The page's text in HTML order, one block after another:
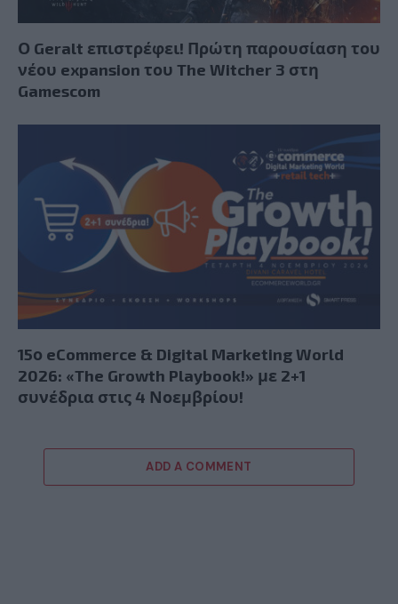
Ο Geralt επιστρέφει! Πρώτη παρουσίαση του
νέου expansion του The Witcher 3 στη
Gamescom
15ο eCommerce & Digital Marketing World
2026: «The Growth Playbook!» με 2+1
συνέδρια στις 4 Νοεμβρίου!
ADD A COMMENT